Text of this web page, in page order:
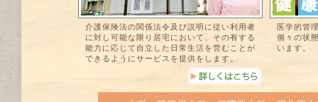
介護保険法の関係法令及び説明に従い利用者
に対し可能な限り居宅において、その有する
能力に応じて自立した日常生活を営むことが
できるようにサービスを提供をします。
医学的管
個々の状
います。